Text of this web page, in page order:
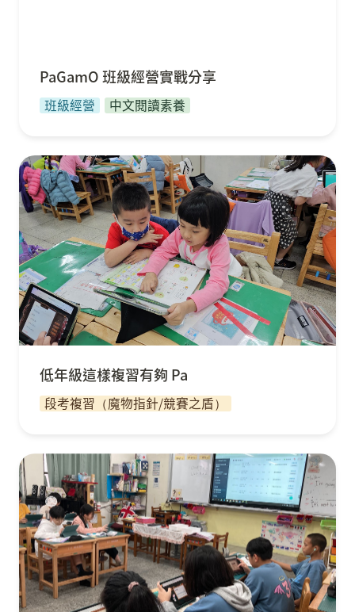
PaGamO 班級經營實戰分享
班級經營 中文閱讀素養
低年級這樣複習有夠 Pa
低年級這樣複習有夠 Pa
段考複習（魔物指針/競賽之盾）
如何讓 PaGamO 英語素養課程成為英語學習的好
工具？